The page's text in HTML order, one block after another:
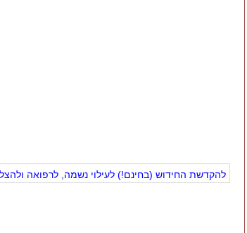
להקדשת החידוש (בחינם!) לעילוי נשמה, לרפואה